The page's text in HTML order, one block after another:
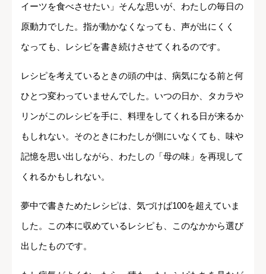
イーツを食べさせたい」そんな思いが、わたしの毎日の
原動力でした。指が動かなくなっても、声が出にくく
なっても、レシピを書き続けさせてくれるのです。
レシピを考えているときの頭の中は、病気になる前と何
ひとつ変わっていませんでした。いつの日か、タカラや
リンがこのレシピを手に、料理をしてくれる日が来るか
もしれない。そのときにわたしが側にいなくても、味や
記憶を思い出しながら、わたしの「母の味」を再現して
くれるかもしれない。
夢中で書きためたレシピは、気づけば100を超えていま
した。この本に収めているレシピも、このなかから選び
出したものです。